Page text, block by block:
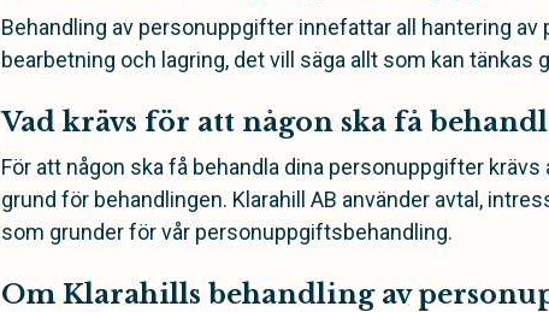
Behandling av personuppgifter innefattar all hantering
bearbetning och lagring, det vill säga allt som kan tänkas
Vad krävs för att någon ska få
För att någon ska få behandla dina personuppgifter
grund för behandlingen. Klarahill AB använder avtal,
som grunder för vår personuppgiftsbehandling.
Om Klarahills behandling av